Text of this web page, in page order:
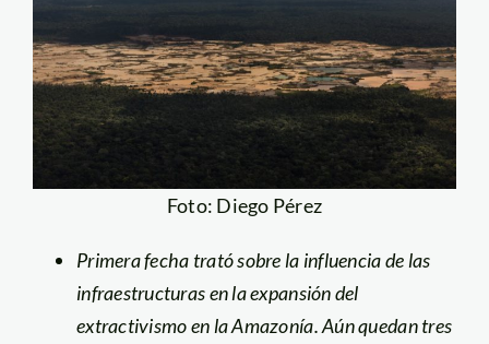
Foto: Diego Pérez
Primera fecha trató sobre la influencia de las
infraestructuras en la expansión del
extractivismo en la Amazonía. Aún quedan tres